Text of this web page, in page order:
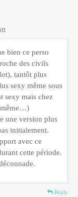
bien ce perso
des civils
tantôt plus
sexy même sous
sexy mais chez
même…)
une version plus
initialement.
avec ce
cette période.
Reply